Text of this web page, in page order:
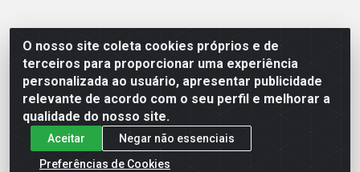
O nosso site coleta cookies próprios e de
terceiros para proporcionar uma experiência
personalizada ao usuário, apresentar publicidade
relevante de acordo com o seu perfil e melhorar a
qualidade do nosso site.
Aceitar
Negar não essenciais
Preferências de Cookies
Hernandes - Atacado e Distribuições - Rodovia
Transacreana, 2155 - Floresta Sul, Rio Branco/AC - CEP
69.912-290 - CNPJ 12.996.556/0001-69